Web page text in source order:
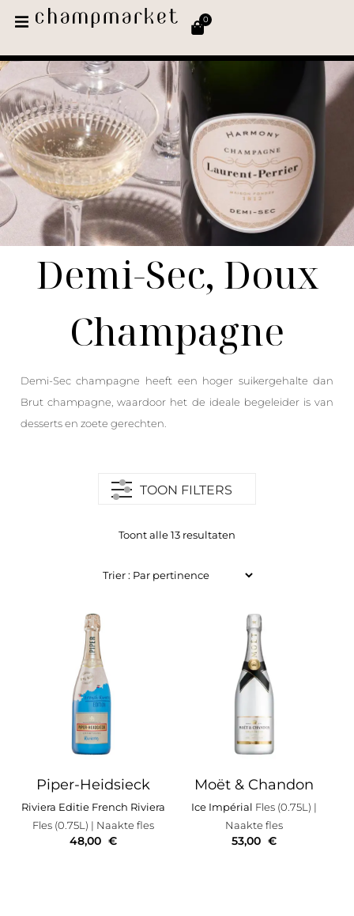
0
Demi-Sec, Doux
Champagne
Demi-Sec champagne heeft een hoger suikergehalte dan
Brut champagne, waardoor het de ideale begeleider is van
desserts en zoete gerechten.
TOON FILTERS
Toont alle 13 resultaten
Piper-Heidsieck
Riviera Editie French Riviera
Fles (0.75L) | Naakte fles
48,00 €
Moët & Chandon
Ice Impérial Fles (0.75L) |
Naakte fles
53,00 €